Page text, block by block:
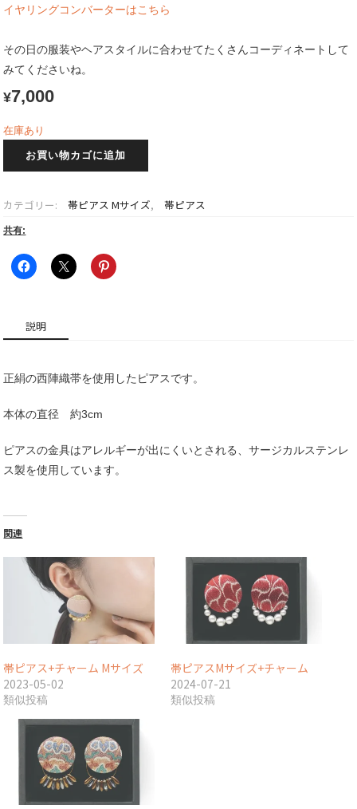
イヤリングコンバーターはこちら
その日の服装やヘアスタイルに合わせてたくさんコーディネートして
みてくださいね。
¥7,000
在庫あり
ス
+チ
ャ
ム
~Aoha~
お買い物カゴに追加
カテゴリー: 帯ピアス Mサイズ, 帯ピアス
共有:
説明
正絹の西陣織帯を使用したピアスです。
本体の直径 約3cm
ピアスの金具はアレルギーが出にくいとされる、サージカルステンレ
ス製を使用しています。
関連
帯ピアス+チャーム Mサイズ
2023-05-02
類似投稿
帯ピアスMサイズ+チャーム
2024-07-21
類似投稿